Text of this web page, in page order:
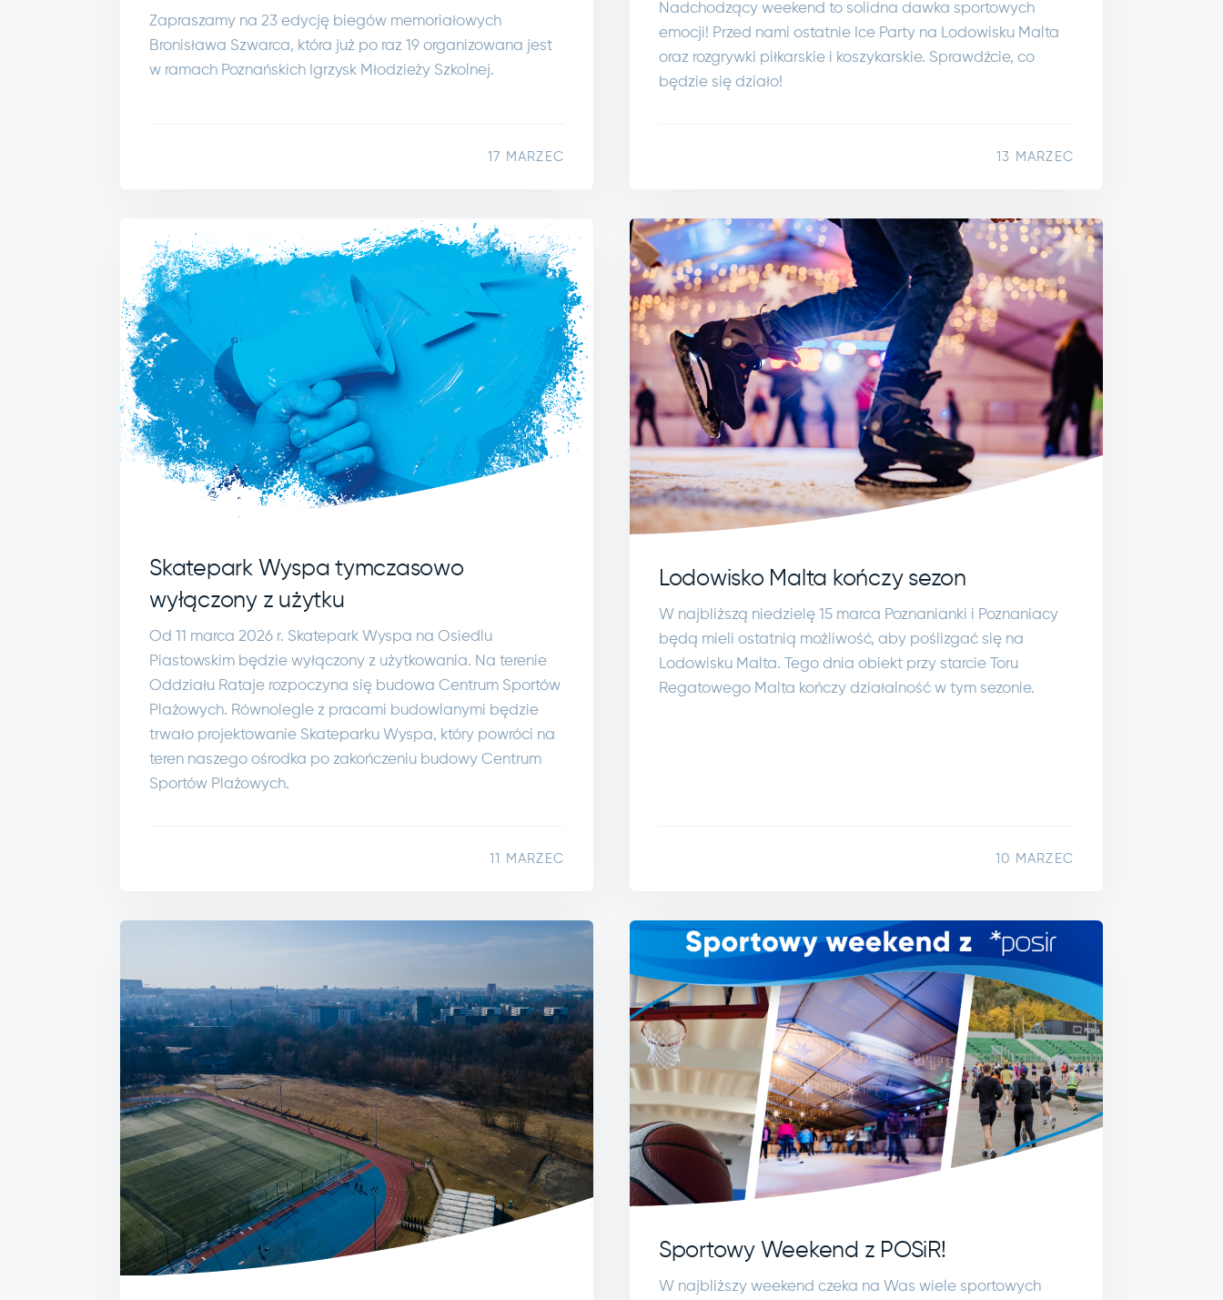
Zapraszamy na 23 edycję biegów memoriałowych
Bronisława Szwarca, która już po raz 19 organizowana jest
w ramach Poznańskich Igrzysk Młodzieży Szkolnej.
17 MARZEC
Nadchodzący weekend to solidna dawka sportowych
emocji! Przed nami ostatnie Ice Party na Lodowisku Malta
oraz rozgrywki piłkarskie i koszykarskie. Sprawdźcie, co
będzie się działo!
13 MARZEC
Skatepark Wyspa tymczasowo
wyłączony z użytku
Od 11 marca 2026 r. Skatepark Wyspa na Osiedlu
Piastowskim będzie wyłączony z użytkowania. Na terenie
Oddziału Rataje rozpoczyna się budowa Centrum Sportów
Plażowych. Równolegle z pracami budowlanymi będzie
trwało projektowanie Skateparku Wyspa, który powróci na
teren naszego ośrodka po zakończeniu budowy Centrum
Sportów Plażowych.
11 MARZEC
Lodowisko Malta kończy sezon
W najbliższą niedzielę 15 marca Poznanianki i Poznaniacy
będą mieli ostatnią możliwość, aby poślizgać się na
Lodowisku Malta. Tego dnia obiekt przy starcie Toru
Regatowego Malta kończy działalność w tym sezonie.
10 MARZEC
Sportowy Weekend z POSiR!
W najbliższy weekend czeka na Was wiele sportowych